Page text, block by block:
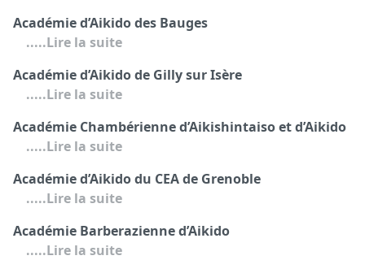
Académie d’Aikido des Bauges
.....Lire la suite
Académie d’Aikido de Gilly sur Isère
.....Lire la suite
Académie Chambérienne d’Aikishintaiso et d’Aikido
.....Lire la suite
Académie d’Aikido du CEA de Grenoble
.....Lire la suite
Académie Barberazienne d’Aikido
.....Lire la suite